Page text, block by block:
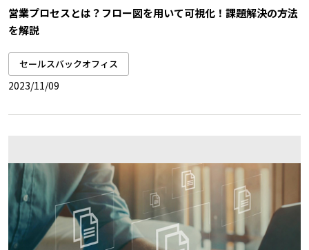
営業プロセスとは？フロー図を用いて可視化！課題解決の方法
を解説
セールスバックオフィス
2023/11/09